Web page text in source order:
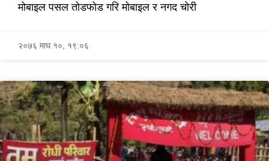
मोबाइल पसल तोडफोड गरि मोबाइल र नगद चोरी
२०७६ माघ १०, १९:०६